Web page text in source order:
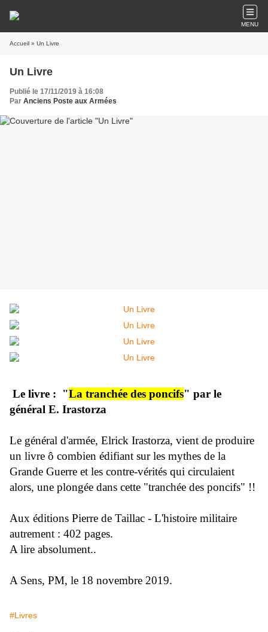
MENU
Accueil » Un Livre
Un Livre
Publié le 17/11/2019 à 16:08
Par Anciens Poste aux Armées
Le livre : "La tranchée des poncifs" par le
général E. Irastorza
Le général d'armée, Elrick Irastorza, vient de produire
un livre ô combien édifiant sur les mythes de la
Grande Guerre et les contre-vérités qui circulaient
alors, une plongée dans cette "tranchée des poncifs" !!
Aux éditions Pierre de Taillac - L'histoire militaire
autrement : 402 pages.
A lire absolument..
A Sens, PM, le 18 novembre 2019.
#Livres